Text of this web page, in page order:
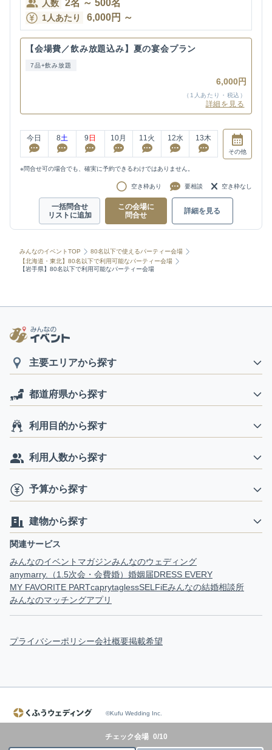
人数 2名 ～ 500名
1人あたり 6,000円 ～
【会場費／飲み放題込み】夏の宴会プラン
7品+飲み放題
6,000円
（1人あたり・税込）
詳細を見る
今日 8土 9 日 10月 11火 12水 13木
その他
※問合せ可の場合でも、確実に予約できるわけではありません。
空き枠あり 要相談 空き枠なし
一括問合せ
リストに追加
この会場に
問合せ
詳細を見る
みんなのイベントTOP
80名以下で使えるパーティー会場
【北海道・東北】80名以下で利用可能なパーティー会場
【岩手県】80名以下で利用可能なパーティー会場
チェック会場 0/10
主要エリアから探す
都道府県から探す
利用目的から探す
利用人数から探す
予算から探す
建物から探す
関連サービス
みんなのイベントマガジンみんなのウェディング
anymarry.（1.5次会・会費婚） 婚姻届DRESS EVERY
MY FAVORITE PARTcaprytaglessSELFiEみんなの結婚相談所
みんなのマッチングアプリ
プライバシーポリシー会社概要掲載希望
©Kufu Wedding Inc.